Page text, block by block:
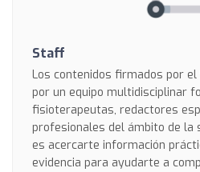
Staff
Los contenidos firmados por
por un equipo multidisciplinar
fisioterapeutas, redactores
profesionales del ámbito de la
es acercarte información
evidencia para ayudarte a